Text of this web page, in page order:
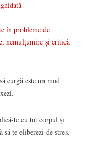
în probleme de
nemulţumire şi critică
curgă este un mod
te cu tot corpul şi
te eliberezi de stres.